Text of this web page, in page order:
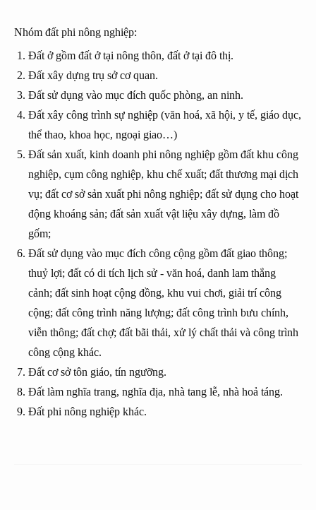
Nhóm đất phi nông nghiệp:
Đất ở gồm đất ở tại nông thôn, đất ở tại đô thị.
Đất xây dựng trụ sở cơ quan.
Đất sử dụng vào mục đích quốc phòng, an ninh.
Đất xây công trình sự nghiệp (văn hoá, xã hội, y tế, giáo dục,
thể thao, khoa học, ngoại giao…)
Đất sản xuất, kinh doanh phi nông nghiệp gồm đất khu công
nghiệp, cụm công nghiệp, khu chế xuất; đất thương mại dịch
vụ; đất cơ sở sản xuất phi nông nghiệp; đất sử dụng cho hoạt
động khoáng sản; đất sản xuất vật liệu xây dựng, làm đồ
gốm;
Đất sử dụng vào mục đích công cộng gồm đất giao thông;
thuỷ lợi; đất có di tích lịch sử - văn hoá, danh lam thắng
cảnh; đất sinh hoạt cộng đồng, khu vui chơi, giải trí công
cộng; đất công trình năng lượng; đất công trình bưu chính,
viễn thông; đất chợ; đất bãi thải, xử lý chất thải và công trình
công cộng khác.
Đất cơ sở tôn giáo, tín ngưỡng.
Đất làm nghĩa trang, nghĩa địa, nhà tang lễ, nhà hoả táng.
Đất phi nông nghiệp khác.